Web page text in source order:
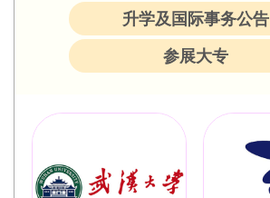
升学及国际事务公告
参展大专